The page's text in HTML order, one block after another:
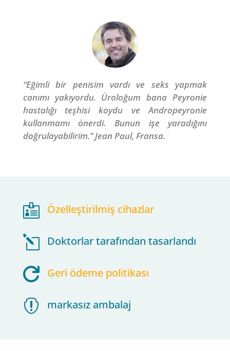
“Eğimli bir penisim vardı ve seks yapmak
canımı yakıyordu. Üroloğum bana Peyronie
hastalığı teşhisi koydu ve Andropeyronie
kullanmamı önerdi. Bunun işe yaradığını
doğrulayabilirim.” Jean Paul, Fransa.
 Özelleştirilmiş cihazlar
l Doktorlar tarafından tasarlandı
 Geri ödeme politikası
 markasız ambalaj